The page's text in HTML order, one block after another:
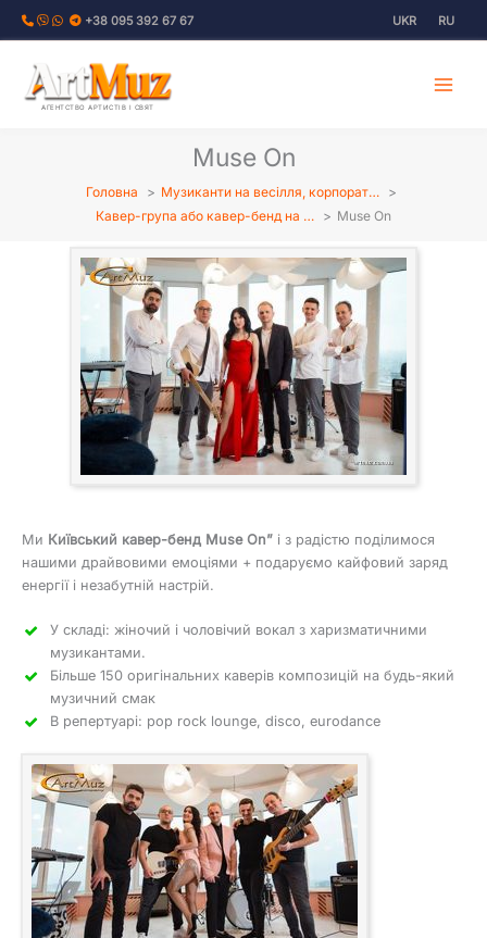
Перейти
+38 095 392 67 67 UKR RU
АГЕНТСТВО АРТИСТІВ І СВЯТ
Muse On
Головна
Музиканти на весілля, корпорат…
Кавер-група або кавер-бенд на …
Muse On
Ми Київський кавер-бенд Muse On” і з радістю поділимося
нашими драйвовими емоціями + подаруємо кайфовий заряд
енергії і незабутній настрій.
У складі: жіночий і чоловічий вокал з харизматичними
музикантами.
Більше 150 оригінальних каверів композицій на будь-який
музичний смак
В репертуарі: pop rock lounge, disco, eurodance